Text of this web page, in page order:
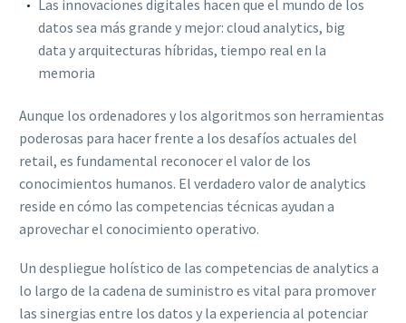
Las innovaciones digitales hacen que el mundo de los
datos sea más grande y mejor: cloud analytics, big
data y arquitecturas híbridas, tiempo real en la
memoria
Aunque los ordenadores y los algoritmos son herramientas
poderosas para hacer frente a los desafíos actuales del
retail, es fundamental reconocer el valor de los
conocimientos humanos. El verdadero valor de analytics
reside en cómo las competencias técnicas ayudan a
aprovechar el conocimiento operativo.
Un despliegue holístico de las competencias de analytics a
lo largo de la cadena de suministro es vital para promover
las sinergias entre los datos y la experiencia al potenciar